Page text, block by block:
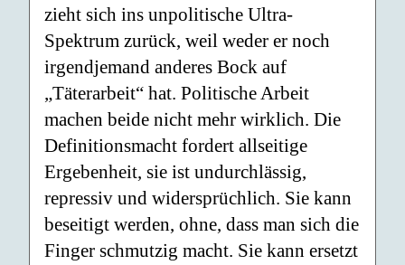
zieht sich ins unpolitische Ultra-
Spektrum zurück, weil weder er noch
irgendjemand anderes Bock auf
„Täterarbeit“ hat. Politische Arbeit
machen beide nicht mehr wirklich. Die
Definitionsmacht fordert allseitige
Ergebenheit, sie ist undurchlässig,
repressiv und widersprüchlich. Sie kann
beseitigt werden, ohne, dass man sich die
Finger schmutzig macht. Sie kann ersetzt